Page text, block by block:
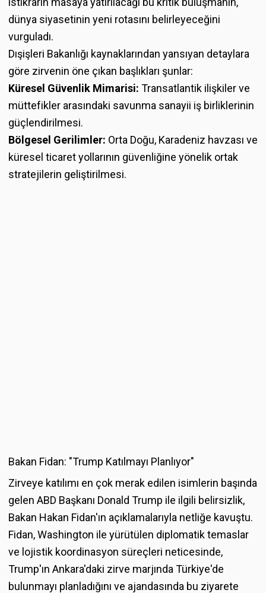
dünya siyasetinin yeni rotasını belirleyeceğini
vurguladı.
Dışişleri Bakanlığı kaynaklarından yansıyan detaylara
göre zirvenin öne çıkan başlıkları şunlar:
Küresel Güvenlik Mimarisi: Transatlantik ilişkiler ve
müttefikler arasındaki savunma sanayii iş birliklerinin
güçlendirilmesi.
Bölgesel Gerilimler: Orta Doğu, Karadeniz havzası ve
küresel ticaret yollarının güvenliğine yönelik ortak
stratejilerin geliştirilmesi.
Bakan Fidan: "Trump Katılmayı Planlıyor"
Zirveye katılımı en çok merak edilen isimlerin başında
gelen ABD Başkanı Donald Trump ile ilgili belirsizlik,
Bakan Hakan Fidan'ın açıklamalarıyla netliğe kavuştu.
Fidan, Washington ile yürütülen diplomatik temaslar
ve lojistik koordinasyon süreçleri neticesinde,
Trump'ın Ankara'daki zirve marjında Türkiye'de
bulunmayı planladığını ve ajandasında bu ziyarete